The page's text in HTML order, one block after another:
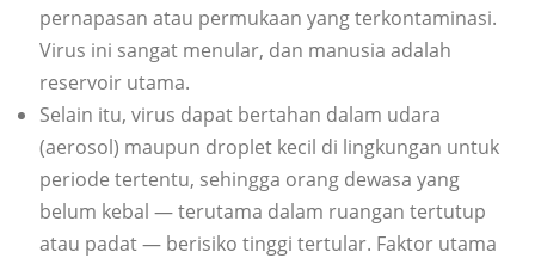
pernapasan atau permukaan yang terkontaminasi.
Virus ini sangat menular, dan manusia adalah
reservoir utama.
Selain itu, virus dapat bertahan dalam udara
(aerosol) maupun droplet kecil di lingkungan untuk
periode tertentu, sehingga orang dewasa yang
belum kebal — terutama dalam ruangan tertutup
atau padat — berisiko tinggi tertular. Faktor utama